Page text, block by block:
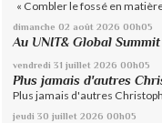
« Combler le fossé en
dimanche 02 août 2026 00h05
Au UNIT& Global
vendredi 31 juillet 2026 00h05
Plus jamais d'autres
Plus jamais d'autres
jeudi 30 juillet 2026 00h05